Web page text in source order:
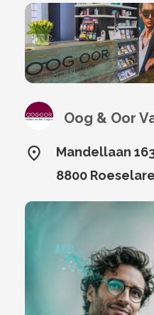
Oog & Oor
Mandellaan
8800 Roeselare